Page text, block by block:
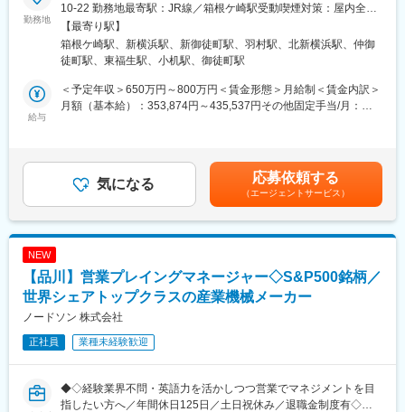
■キャリアステップ：
まずは営業担当として複数のプロジェクトを担当していただきま
す。
その後は、能力や適性に応じて、管理職への登用や、製作所営業
（通電・鎌電。管理職含む）等が考えられます。
また、既に設置している海外拠点（英・ロンドン、星・シンガポ
・時間外就業：20～40時間/月
・神奈川県、兵庫県の製造拠点等への転勤の可能性有
・在宅勤務可（平均週2日程度）
変更の範囲：会社の定める業務
■概要： 主に超音波技術を応用した計測機器の販売、販路開
拓/BtoBのみ を行って頂きます。 (超音波気体流量計、液体流量
計、風向風速計等)
■詳細・特徴：
・主なお取引先：半導体や医療機器メーカー、官公庁など
・今後民間FAでの売上UPを目指すため、関連商社等との関係性を
・入社後は1か月程度で担当製品の知識習得をしていただき、次に
能動営業の手順・方法を習得いただきます。
・単に製品を売るだけではなく、顧客からニーズを聞き出し、社
※尚、採用段階では技術的な知識は求めていません。入社後の研修
でフォローします。
■配属先の組織構成： 20名在籍
っていただき、1日に5件程度の直接営業(新規取引先含)を目標と
していただきます。
勤務地
10-22 勤務地最寄駅：JR線／箱根ケ崎駅受動喫煙対策：屋内全面
禁煙＜勤務地詳細2＞横浜事業所住所：神奈川県横浜市港北区新横
浜2-12-11 光正（こうせい）第三ビル4F勤務地最寄駅：JR横浜線
／新横浜駅受動喫煙対策：敷地内全面禁煙＜勤務地詳細3＞御徒町
最寄駅：都営大江戸線／新御徒町駅受動喫煙対策：敷地内喫煙可
能場所あり
【最寄り駅】
箱根ケ崎駅、新横浜駅、新御徒町駅、羽村駅、北新横浜駅、仲御
徒町駅、東福生駅、小机駅、御徒町駅
給与
＜予定年収＞650万円～800万円＜賃金形態＞月給制＜賃金内訳＞
月額（基本給）：353,874円～435,537円その他固定手当/月：
があります。月給(月額)は固定手当を含めた表記です。
気になる 応募依頼する
（エージェントサービス）
NEW
【品川】営業プレイングマネージャー◇S&P500銘柄／
世界シェアトップクラスの産業機械メーカー
ノードソン 株式会社
正社員 業種未経験歓迎
◆◇経験業界不問・英語力を活かしつつ営業でマネジメントを目
指したい方へ／年間休日125日／土日祝休み／退職金制度有◇◆